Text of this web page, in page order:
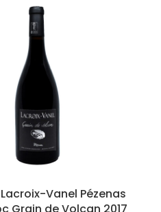
Vanel Pézenas